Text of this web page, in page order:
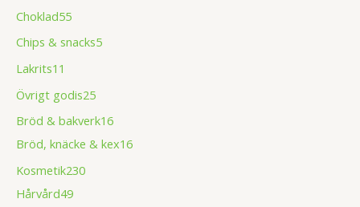
Choklad55
Chips & snacks5
Lakrits11
Övrigt godis25
Bröd & bakverk16
Bröd, knäcke & kex16
Kosmetik230
Hårvård49